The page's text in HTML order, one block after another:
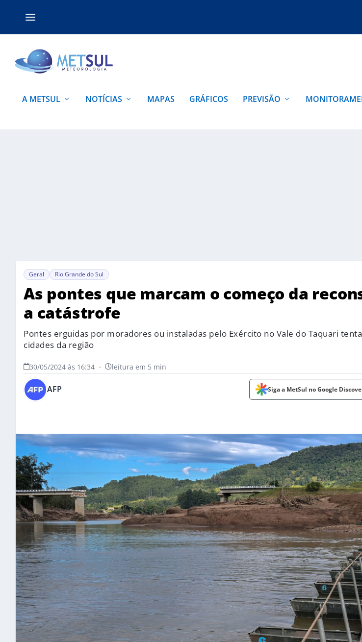
A METSUL NOTÍCIAS MAPAS GRÁFICOS PREVISÃO
Geral Rio Grande do Sul
As pontes que marcam o começo da
a catástrofe
Pontes erguidas por moradores ou instaladas pelo Exército no Vale do Taquari
cidades da região
30/05/2024 às 16:34 • leitura em 5 min
AFP Siga a MetSul no Google